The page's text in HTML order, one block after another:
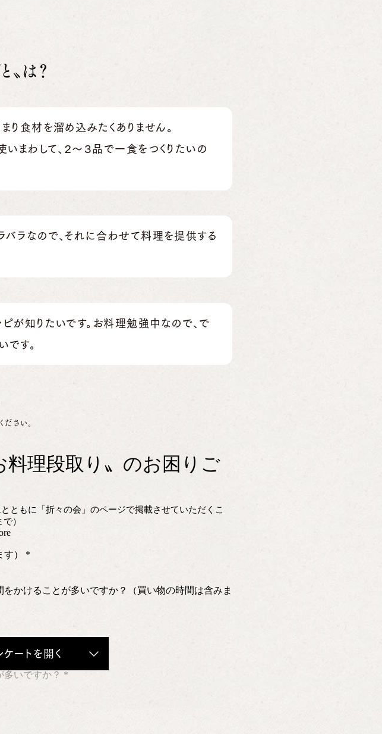
〟は？
り食材を溜め込みたくありません。
まわして、２〜３品で一食をつくりたいの
ラなので、それに合わせて料理を提供する
ピが知りたいです。お料理勉強中なので、で
です。
さい。
ケートを開く